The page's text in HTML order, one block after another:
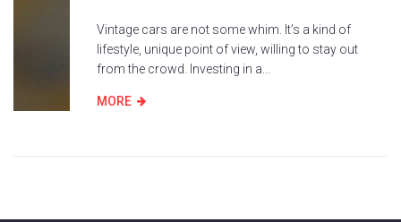
Vintage cars are not some whim. It’s a kind of
lifestyle, unique point of view, willing to stay out
from the crowd. Investing in a...
MORE